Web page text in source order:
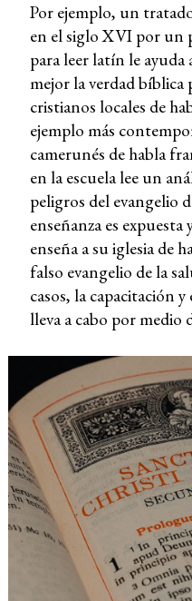
Por ejemplo, un
en el siglo XVI por un
para leer latín le
mejor la verdad bíblica
cristianos locales de
ejemplo más
camerunés de habla
en la escuela lee un
peligros del evangelio
enseñanza es
enseña a su iglesia de
falso evangelio de la
casos, la capacitación
lleva a cabo por medio